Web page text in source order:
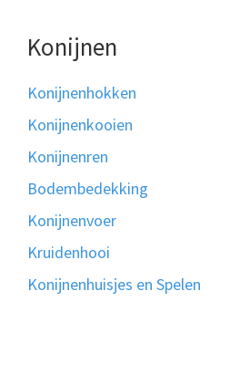
Konijnen
Konijnenhokken
Konijnenkooien
Konijnenren
Bodembedekking
Konijnenvoer
Kruidenhooi
Konijnenhuisjes en Spelen